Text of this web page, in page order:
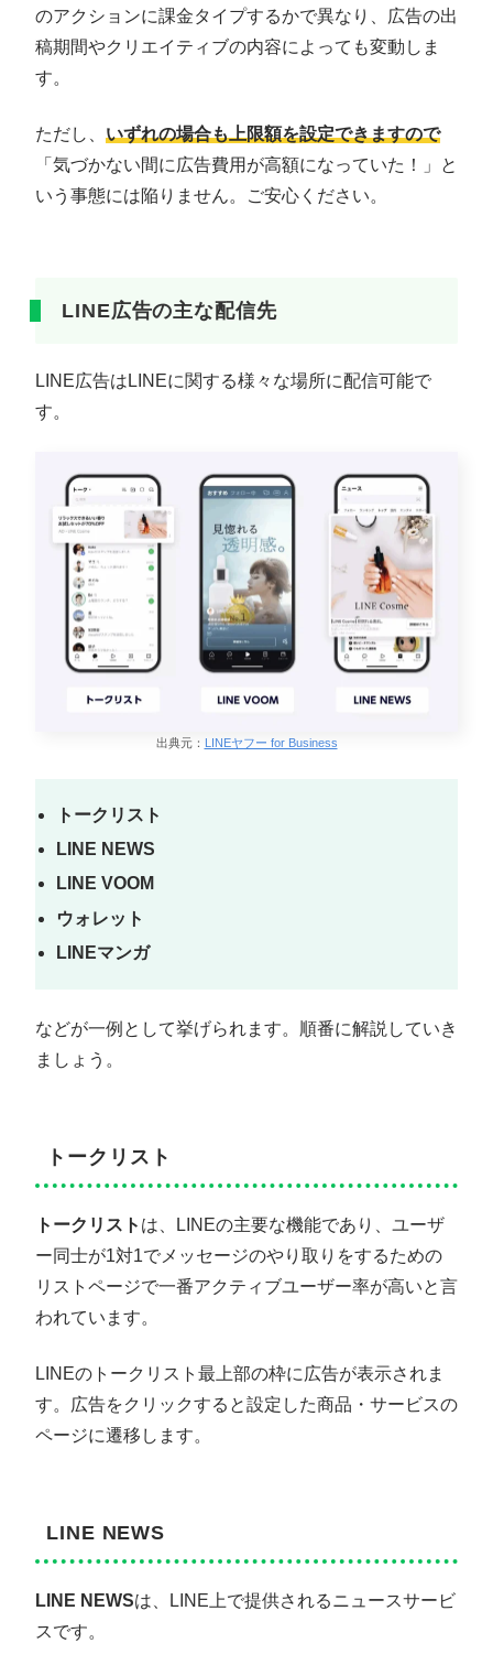
のアクションに課金タイプするかで異なり、広告の出
稿期間やクリエイティブの内容によっても変動しま
す。
ただし、 いずれの場合も上限額を設定できますので
「気づかない間に広告費用が高額になっていた！」と
いう事態には陥りません。ご安心ください。
LINE広告の主な配信先
LINE広告はLINEに関する様々な場所に配信可能で
す。
出典元： LINEヤフー for Business
トークリスト
LINE NEWS
LINE VOOM
ウォレット
LINEマンガ
などが一例として挙げられます。順番に解説していき
ましょう。
トークリスト
トークリスト は、LINEの主要な機能であり、ユーザ
ー同士が1対1でメッセージのやり取りをするための
リストページで一番アクティブユーザー率が高いと言
われています。
LINEのトークリスト最上部の枠に広告が表示されま
す。広告をクリックすると設定した商品・サービスの
ページに遷移します。
LINE NEWS
LINE NEWSは、LINE上で提供されるニュースサービ
スです。